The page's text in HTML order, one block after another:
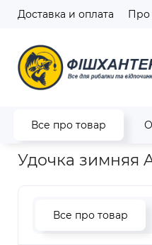
Доставка и оплата Про
Все про товар
Главная Зимний
Удочка зимняя
Все про товар